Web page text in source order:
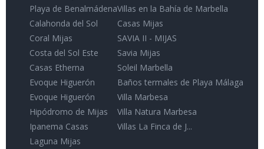
Playa de Benalmádena
Calahonda del Sol
Coral Mijas
Costa del Sol Este
Casas Etherna
Evoque Higuerón
Evoque Higuerón
Hipódromo de Mijas
Ipanema Casas
Laguna Mijas
Villas en la Bahía de Marbella
Casas Mijas
SAVIA II - MIJAS
Savia Mijas
Soleil Marbella
Baños termales de Playa Málaga
Villa Marbesa
Villa Natura Marbesa
Villas La Finca de J...